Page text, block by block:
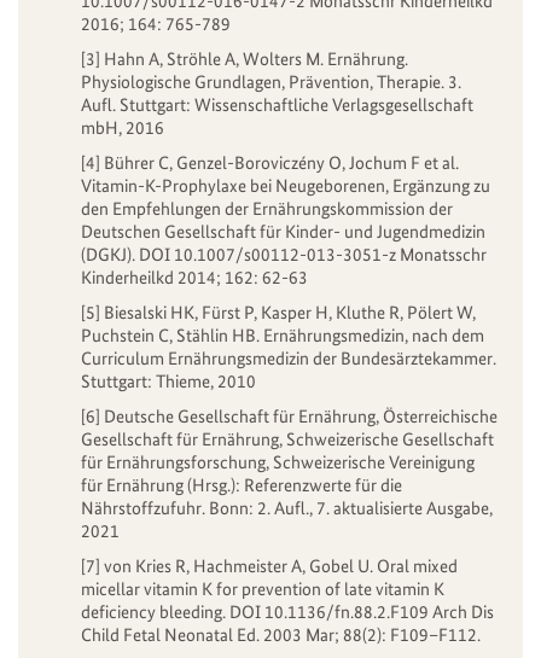
2016; 164: 765-789
[3] Hahn A, Ströhle A, Wolters M. Ernährung.
Physiologische Grundlagen, Prävention, Therapie. 3.
Aufl. Stuttgart: Wissenschaftliche Verlagsgesellschaft
mbH, 2016
[4] Bührer C, Genzel-Boroviczény O, Jochum F et al.
Vitamin-K-Prophylaxe bei Neugeborenen, Ergänzung zu
den Empfehlungen der Ernährungskommission der
Deutschen Gesellschaft für Kinder- und Jugendmedizin
(DGKJ). DOI 10.1007/s00112-013-3051-z Monatsschr
Kinderheilkd 2014; 162: 62-63
[5] Biesalski HK, Fürst P, Kasper H, Kluthe R, Pölert W,
Puchstein C, Stählin HB. Ernährungsmedizin, nach dem
Curriculum Ernährungsmedizin der Bundesärztekammer.
Stuttgart: Thieme, 2010
[6] Deutsche Gesellschaft für Ernährung, Österreichische
Gesellschaft für Ernährung, Schweizerische Gesellschaft
für Ernährungsforschung, Schweizerische Vereinigung
für Ernährung (Hrsg.): Referenzwerte für die
Nährstoffzufuhr. Bonn: 2. Aufl., 7. aktualisierte Ausgabe,
2021
[7] von Kries R, Hachmeister A, Gobel U. Oral mixed
micellar vitamin K for prevention of late vitamin K
deficiency bleeding. DOI 10.1136/fn.88.2.F109 Arch Dis
Child Fetal Neonatal Ed. 2003 Mar; 88(2): F109–F112.